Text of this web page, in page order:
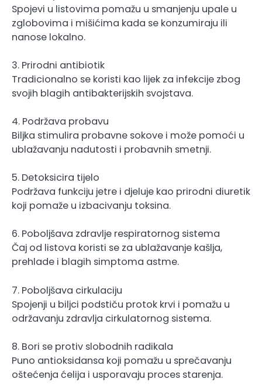
Spojevi u listovima pomažu u smanjenju upale u
zglobovima i mišićima kada se konzumiraju ili
nanose lokalno.
3. Prirodni antibiotik
Tradicionalno se koristi kao lijek za infekcije zbog
svojih blagih antibakterijskih svojstava.
4. Podržava probavu
Biljka stimulira probavne sokove i može pomoći u
ublažavanju nadutosti i probavnih smetnji.
5. Detoksicira tijelo
Podržava funkciju jetre i djeluje kao prirodni diuretik
koji pomaže u izbacivanju toksina.
6. Poboljšava zdravlje respiratornog sistema
Čaj od listova koristi se za ublažavanje kašlja,
prehlade i blagih simptoma astme.
7. Poboljšava cirkulaciju
Spojenji u biljci podstiču protok krvi i pomažu u
održavanju zdravlja cirkulatornog sistema.
8. Bori se protiv slobodnih radikala
Puno antioksidansa koji pomažu u sprečavanju
oštećenja ćelija i usporavaju proces starenja.